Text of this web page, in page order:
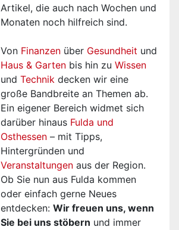
Artikel, die auch nach Wochen und
Monaten noch hilfreich sind.
Von Finanzen über Gesundheit und
Haus & Garten bis hin zu Wissen
und Technik decken wir eine
große Bandbreite an Themen ab.
Ein eigener Bereich widmet sich
darüber hinaus Fulda und
Osthessen – mit Tipps,
Hintergründen und
Veranstaltungen aus der Region.
Ob Sie nun aus Fulda kommen
oder einfach gerne Neues
entdecken: Wir freuen uns, wenn
Sie bei uns stöbern und immer